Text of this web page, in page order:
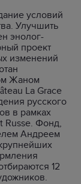
условий
Улучшить
энолог-
проект
изменений
Жаном
La Grace
русского
в рамках
Russe. Фонд,
Андреем
12